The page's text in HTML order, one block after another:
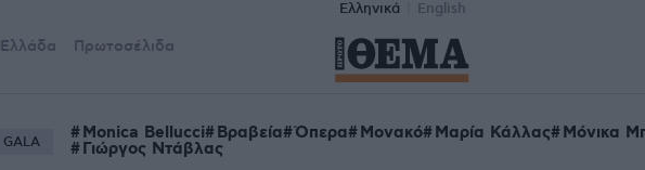
Ελληνικά English
Ελλάδα Πρωτοσέλιδα
GALA Monica Bellucci Βραβεία Όπερα Μονακό Μαρία Κάλλας Μόνικα
Γιώργος Ντάβλας